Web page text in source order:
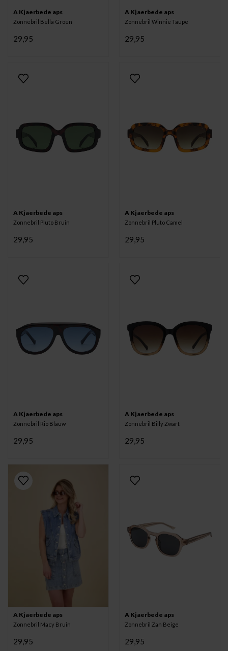
A Kjaerbede aps
Zonnebril Bella Groen
29,95
A Kjaerbede aps
Zonnebril Winnie Taupe
29,95
A Kjaerbede aps
Zonnebril Pluto Bruin
29,95
A Kjaerbede aps
Zonnebril Pluto Camel
29,95
A Kjaerbede aps
Zonnebril Rio Blauw
29,95
A Kjaerbede aps
Zonnebril Billy Zwart
29,95
A Kjaerbede aps
Zonnebril Macy Bruin
29,95
A Kjaerbede aps
Zonnebril Zan Beige
29,95